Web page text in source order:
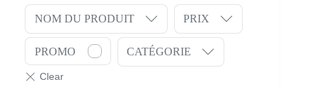
NOM DU PRODUIT PRIX
PROMO CATÉGORIE